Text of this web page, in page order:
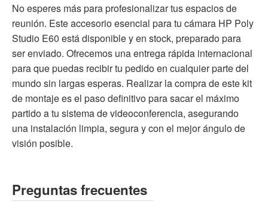
No esperes más para profesionalizar tus espacios de
reunión. Este accesorio esencial para tu cámara HP Poly
Studio E60 está disponible y en stock, preparado para
ser enviado. Ofrecemos una entrega rápida internacional
para que puedas recibir tu pedido en cualquier parte del
mundo sin largas esperas. Realizar la compra de este kit
de montaje es el paso definitivo para sacar el máximo
partido a tu sistema de videoconferencia, asegurando
una instalación limpia, segura y con el mejor ángulo de
visión posible.
Preguntas frecuentes